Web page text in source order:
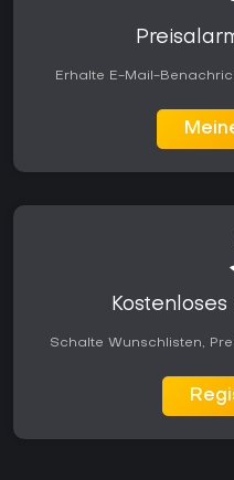
Erhalte E-Mail-
Schalte Wunschlisten,